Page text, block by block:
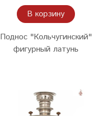
В корзину
Поднос "Кольчугинский"
фигурный латунь